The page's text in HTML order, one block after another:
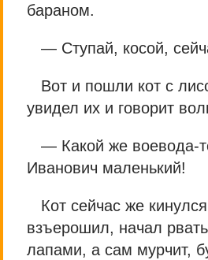
бараном.
— Ступай, косой,
Вот и пошли кот с
увидел их и говорит
— Какой же воевода-
Иванович маленький!
Кот сейчас же
взъерошил, начал
лапами, а сам мурчит,